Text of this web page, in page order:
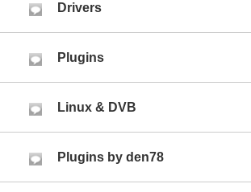
Drivers
Plugins
Linux & DVB
Plugins by den78